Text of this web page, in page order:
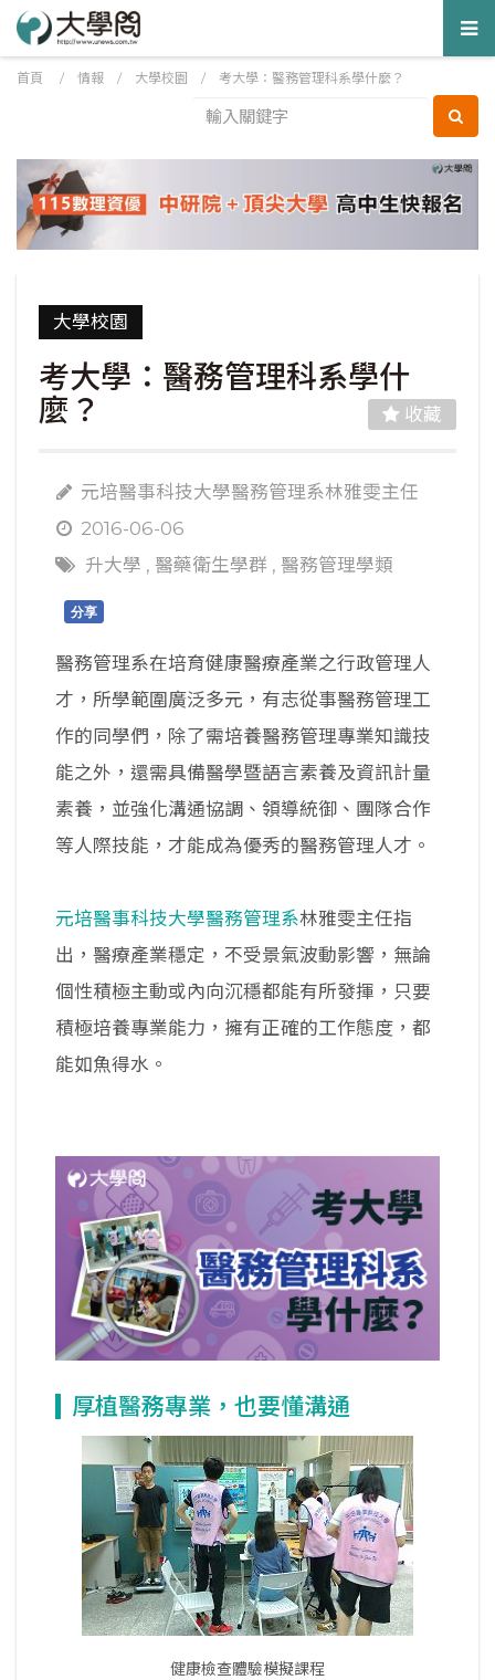
首頁 / 情報 / 大學校園 / 考大學：醫務管理科系學什麼？
大學校園
考大學：醫務管理科系學什
麼？
收藏
元培醫事科技大學醫務管理系林雅雯主任
2016-06-06
升大學 , 醫藥衛生學群 , 醫務管理學類
分享
醫務管理系在培育健康醫療產業之行政管理人
才，所學範圍廣泛多元，有志從事醫務管理工
作的同學們，除了需培養醫務管理專業知識技
能之外，還需具備醫學暨語言素養及資訊計量
素養，並強化溝通協調、領導統御、團隊合作
等人際技能，才能成為優秀的醫務管理人才。
元培醫事科技大學醫務管理系林雅雯主任指
出，醫療產業穩定，不受景氣波動影響，無論
個性積極主動或內向沉穩都能有所發揮，只要
積極培養專業能力，擁有正確的工作態度，都
能如魚得水。
厚植醫務專業，也要懂溝通
健康檢查體驗模擬課程